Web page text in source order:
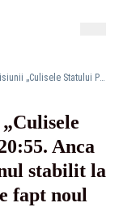
Ediție explozivă a emisiunii „Culisele Statului Paralel”, astăzi, la 20:55. Anca Alexandrescu dezvăluie planul stabilit la Cotroceni și cum va arăta de fapt noul Guvern
Anca
stabilit la
fapt noul